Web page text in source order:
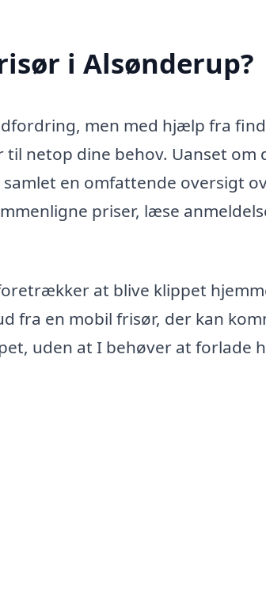
i Alsønderup?
men med hjælp fra
netop dine behov. Uanset om
en omfattende oversigt
priser, læse
at blive klippet
fra en mobil frisør, der kan
uden at I behøver at forlade